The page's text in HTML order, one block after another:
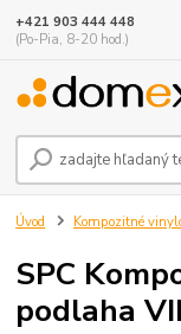
+421 903 444 448
(Po-Pia, 8-20 hod.)
Úvod Kompozitné
SPC
podlaha